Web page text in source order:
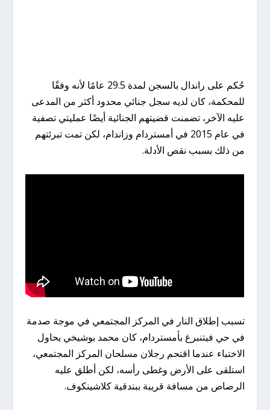
حُكم على راندال بالسجن لمدة 29.5 عامًا لأنه وفقًا
للمحكمة، كان لديه سجل جنائي محدود أكثر من المدعى
عليه الآخر، تضمنت قضيتهم الجنائية أيضًا عمليتي تصفية
في عام 2015 في أمستردام وزاندام، لكن تمت تبرئتهم
من ذلك بسبب نقص الأدلة.
تسبب إطلاق النار في المركز المجتمعي في موجة صدمة
في حي فيتنبرغ بأمستردام، كان محمد بوشيخي يحاول
الاختباء عندما اقتحم رجلان مسلحان المركز المجتمعي،
استلقى على الأرض وغطى رأسه، لكن أطلق عليه
الرصاص من مسافة قريبة ببندقية كلاشينكوف.